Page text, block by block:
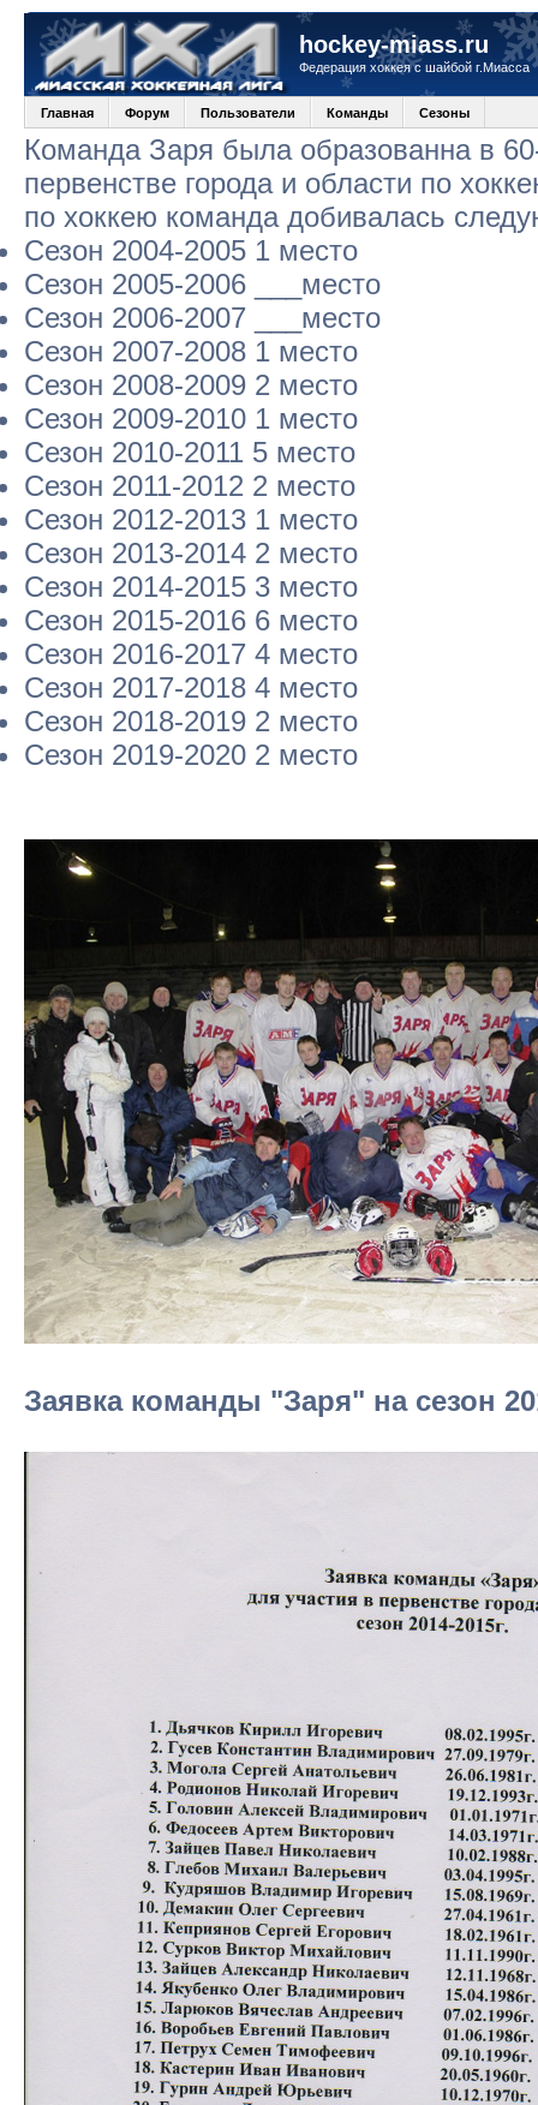
hockey-miass.ru
Федерация хоккея с шайбой г.Миасса
Главная Форум Пользователи Команды Сезоны
Команда Заря была образованна в
первенстве города и области по
по хоккею команда добивалась
Сезон 2004-2005 1 место
Сезон 2005-2006 ___место
Сезон 2006-2007 ___место
Сезон 2007-2008 1 место
Сезон 2008-2009 2 место
Сезон 2009-2010 1 место
Сезон 2010-2011 5 место
Сезон 2011-2012 2 место
Сезон 2012-2013 1 место
Сезон 2013-2014 2 место
Сезон 2014-2015 3 место
Сезон 2015-2016 6 место
Сезон 2016-2017 4 место
Сезон 2017-2018 4 место
Сезон 2018-2019 2 место
Сезон 2019-2020 2 место
Заявка команды "Заря" на сезон